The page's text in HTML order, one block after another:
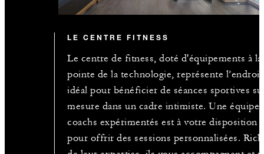
LE CENTRE FITNESS
Le centre de fitness, doté d'équipements à la
pointe de la technologie, représente l’endroit
idéal pour bénéficier de séances sportives
mesure dans un cadre intimiste. Une équipe
coachs expérimentés est à votre disposition
pour offrir des sessions personnalisées.